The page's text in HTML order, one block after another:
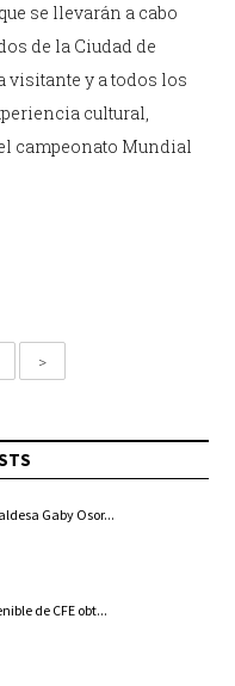
se llevarán a cabo
de la Ciudad de
visitante y a todos los
cultural,
campeonato Mundial
>
Gaby Osor...
de CFE obt...